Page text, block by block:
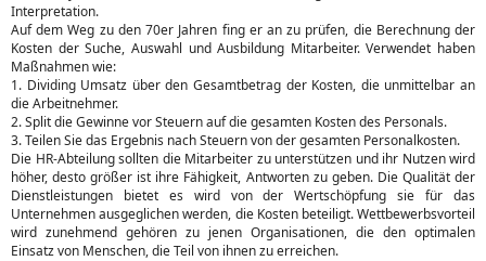
Interpretation.
Auf dem Weg zu den 70er Jahren fing er an zu prüfen, die Berechnung der
Kosten der Suche, Auswahl und Ausbildung Mitarbeiter. Verwendet haben
Maßnahmen wie:
1. Dividing Umsatz über den Gesamtbetrag der Kosten, die unmittelbar an
die Arbeitnehmer.
2. Split die Gewinne vor Steuern auf die gesamten Kosten des Personals.
3. Teilen Sie das Ergebnis nach Steuern von der gesamten Personalkosten.
Die HR-Abteilung sollten die Mitarbeiter zu unterstützen und ihr Nutzen wird
höher, desto größer ist ihre Fähigkeit, Antworten zu geben. Die Qualität der
Dienstleistungen bietet es wird von der Wertschöpfung sie für das
Unternehmen ausgeglichen werden, die Kosten beteiligt. Wettbewerbsvorteil
wird zunehmend gehören zu jenen Organisationen, die den optimalen
Einsatz von Menschen, die Teil von ihnen zu erreichen.